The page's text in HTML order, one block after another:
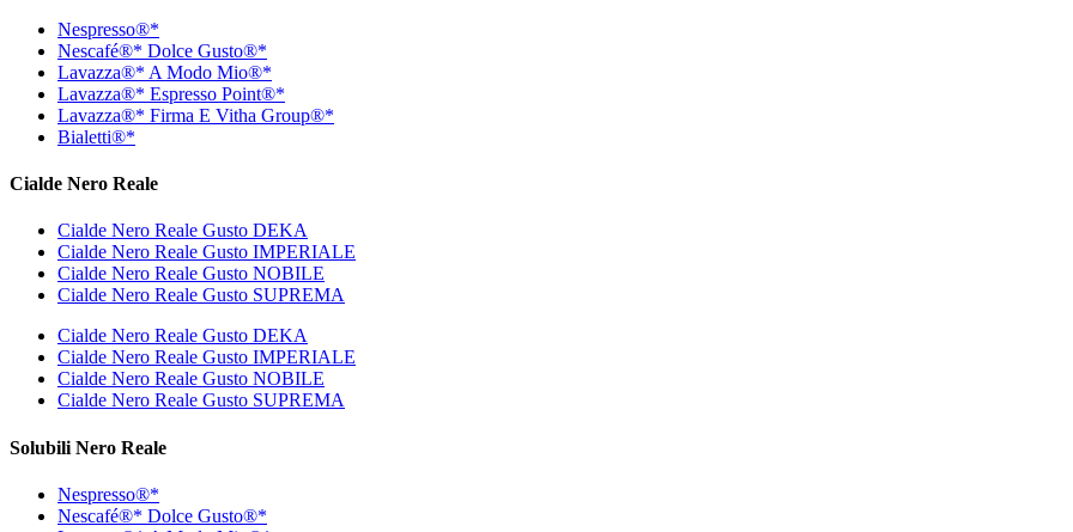
Nespresso®*
Nescafé®* Dolce Gusto®*
Lavazza®* A Modo Mio®*
Lavazza®* Espresso Point®*
Lavazza®* Firma E Vitha Group®*
Bialetti®*
Cialde Nero Reale
Cialde Nero Reale Gusto DEKA
Cialde Nero Reale Gusto IMPERIALE
Cialde Nero Reale Gusto NOBILE
Cialde Nero Reale Gusto SUPREMA
Cialde Nero Reale Gusto DEKA
Cialde Nero Reale Gusto IMPERIALE
Cialde Nero Reale Gusto NOBILE
Cialde Nero Reale Gusto SUPREMA
Solubili Nero Reale
Nespresso®*
Nescafé®* Dolce Gusto®*